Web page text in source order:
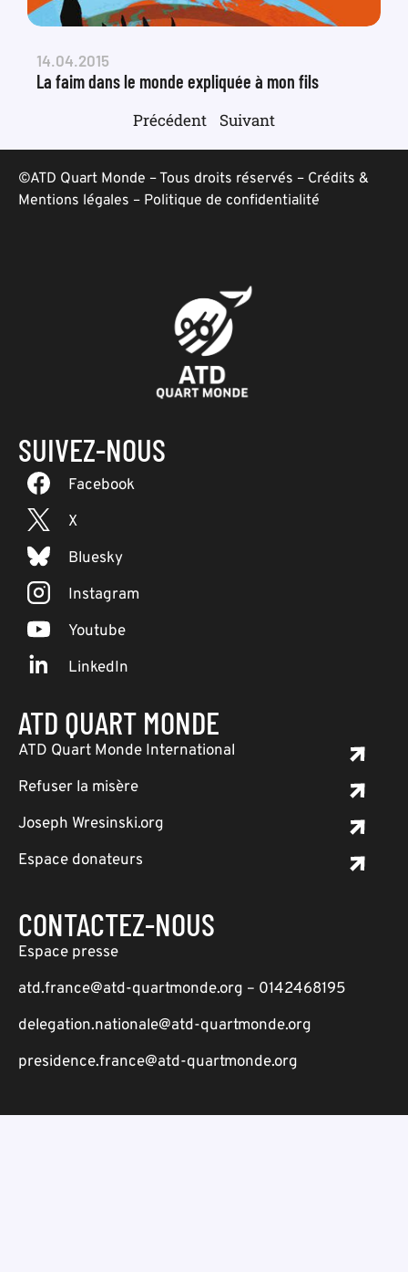
14.04.2015
La faim dans le monde expliquée à mon fils
Précédent Suivant
©ATD Quart Monde – Tous droits réservés – Crédits &
Mentions légales – Politique de confidentialité
SUIVEZ-NOUS
Facebook
X
Bluesky
Instagram
Youtube
LinkedIn
ATD QUART MONDE
ATD Quart Monde International
Refuser la misère
Joseph Wresinski.org
Espace donateurs
CONTACTEZ-NOUS
Espace presse
atd.france@atd-quartmonde.org – 0142468195
delegation.nationale@atd-quartmonde.org
presidence.france@atd-quartmonde.org